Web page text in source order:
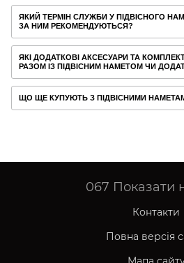
ЯКИЙ ТЕРМІН СЛУЖБИ У ПІДВІСНОГО
ЗА НИМ РЕКОМЕНДУЮТЬСЯ?
ЯКІ ДОДАТКОВІ АКСЕСУАРИ ТА
РАЗОМ ІЗ ПІДВІСНИМ НАМЕТОМ ЧИ
ЩО ЩЕ КУПУЮТЬ З ПІДВІСНИМИ
067 Показати
Контакти
Повна версія